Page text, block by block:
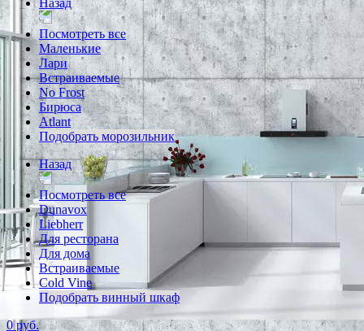
Назад
Посмотреть все
Маленькие
Лари
Встраиваемые
No Frost
Бирюса
Atlant
Подобрать морозильник
Назад
Посмотреть все
Dunavox
Liebherr
Для ресторана
Для дома
Встраиваемые
Cold Vine
Подобрать винный шкаф
0 руб.